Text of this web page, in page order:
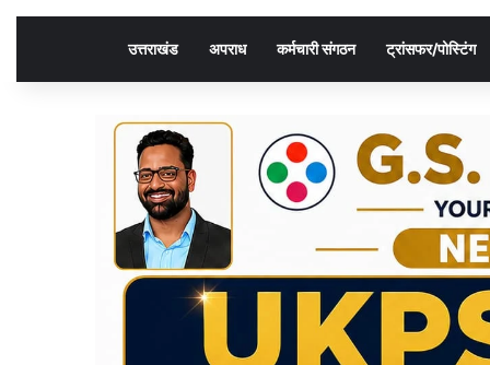
उत्तराखंड अपराध कर्मचारी संगठन ट्रांसफर/पोस्टिंग